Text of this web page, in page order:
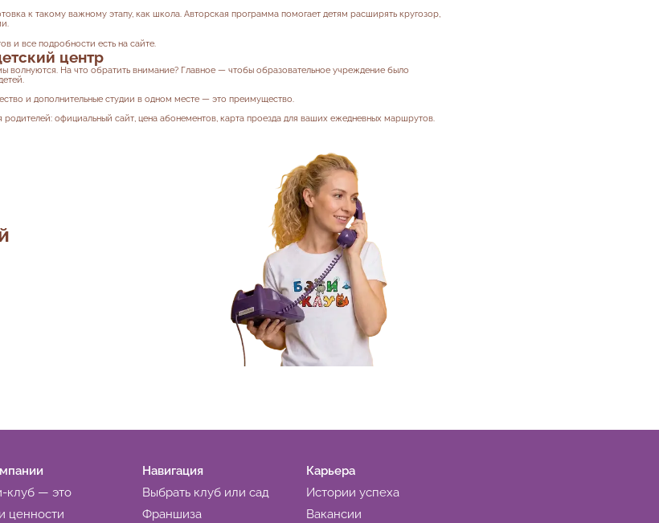
к такому важному этапу, как школа. Авторская программа помогает детям расширять кругозор,
и все подробности есть на сайте.
центр
волнуются. На что обратить внимание? Главное — чтобы образовательное учреждение было
и дополнительные студии в одном месте — это преимущество.
официальный сайт, цена абонементов, карта проезда для ваших ежедневных маршрутов.
клуб — это
ценности
Навигация
Выбрать клуб или сад
Франшиза
Карьера
Истории успеха
Вакансии